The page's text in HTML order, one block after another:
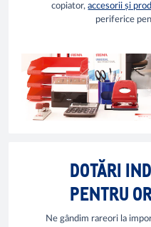
copiator,accesorii și
periferice
DOTĂRI
PENTRU
Ne gândim rareori la